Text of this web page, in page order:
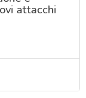
attacchi